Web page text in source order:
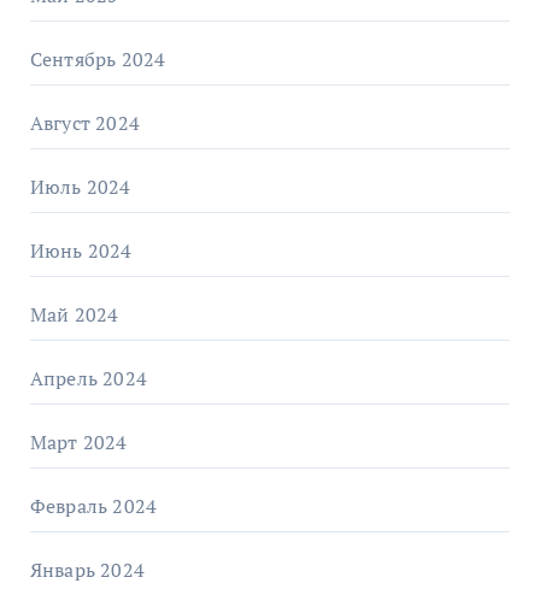
Сентябрь 2024
Август 2024
Июль 2024
Июнь 2024
Май 2024
Апрель 2024
Март 2024
Февраль 2024
Январь 2024